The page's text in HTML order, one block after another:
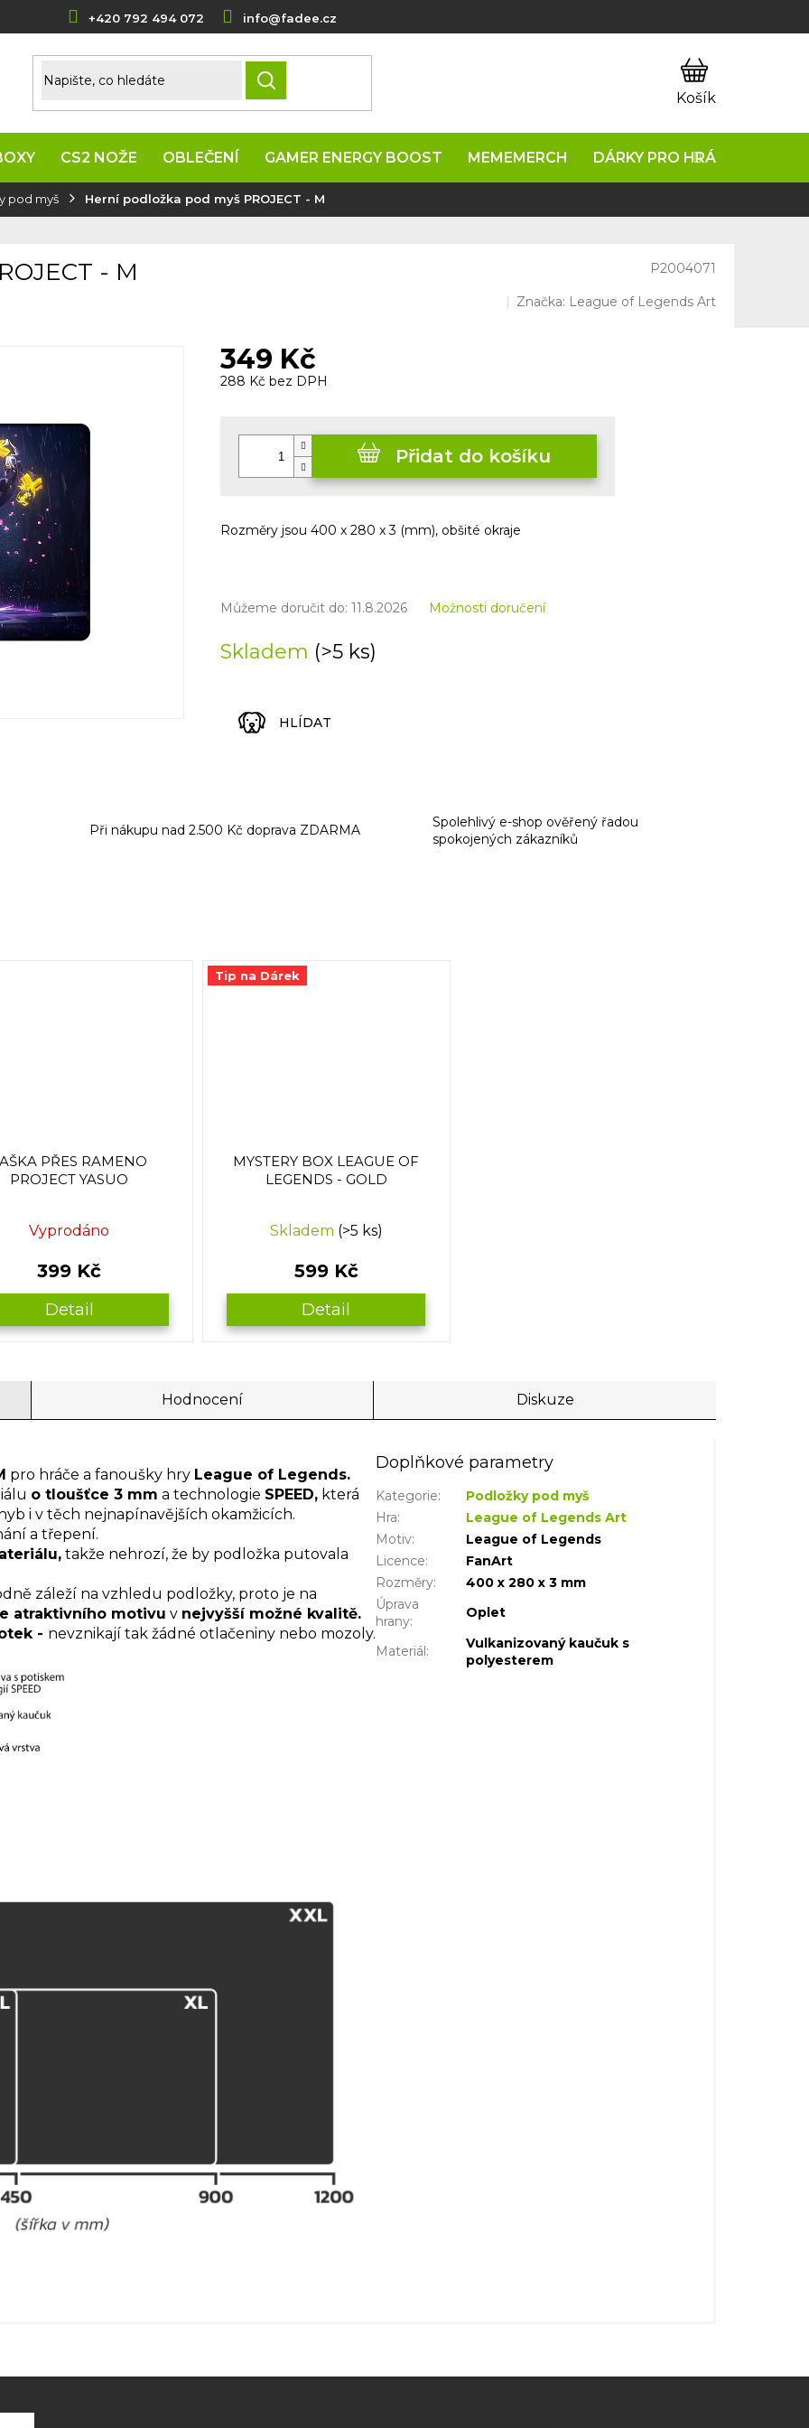
+420 792 494 072 info@fadee.cz
HLEDAT
CS2 NOŽE OBLEČENÍ GAMER ENERGY BOOST MEMEMERCH DÁRKY PRO HRÁČE
pod myš Herní podložka pod myš PROJECT - M
- M P2004071
Značka: League of Legends Art
349 Kč
288 Kč bez DPH
Skladem (>5 ks)
Můžeme doručit do: 11.8.2026 Možnosti doručení
Přidat do košíku
Rozměry jsou 400 x 280 x 3 (mm), obšité okraje
HLÍDAT
Při nákupu nad 2.500 Kč doprava ZDARMA
Spolehlivý e-shop ověřený řadou
spokojených zákazníků
PŘES RAMENO
PROJECT YASUO
Vyprodáno
399 Kč
Detail
Tip na Dárek
MYSTERY BOX LEAGUE OF
LEGENDS - GOLD
Skladem (>5 ks)
599 Kč
Detail
Hodnocení Diskuze
pro hráče a fanoušky hry League of Legends.
o tloušťce 3 mm a technologie SPEED, která
i v těch nejnapínavějších okamžicích.
a třepení.
takže nehrozí, že by podložka putovala
záleží na vzhledu podložky, proto je na
atraktivního motivu v nejvyšší možné kvalitě.
- nevznikají tak žádné otlačeniny nebo mozoly.
Doplňkové parametry
Kategorie:
Podložky pod myš
Hra:
League of Legends Art
Motiv:
League of Legends
Licence:
FanArt
Rozměry:
400 x 280 x 3 mm
Úprava
hrany:
Oplet
Materiál:
Vulkanizovaný kaučuk s
polyesterem